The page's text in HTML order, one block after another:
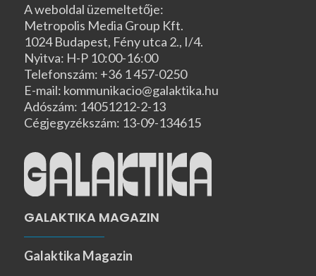
A weboldal üzemeltetője:
Metropolis Media Group Kft.
1024 Budapest, Fény utca 2., I/4.
Nyitva: H-P 10:00-16:00
Telefonszám: +36 1 457-0250
E-mail: kommunikacio@galaktika.hu
Adószám: 14051212-2-13
Cégjegyzékszám: 13-09-134615
GALAKTIKA MAGAZIN
Galaktika Magazin